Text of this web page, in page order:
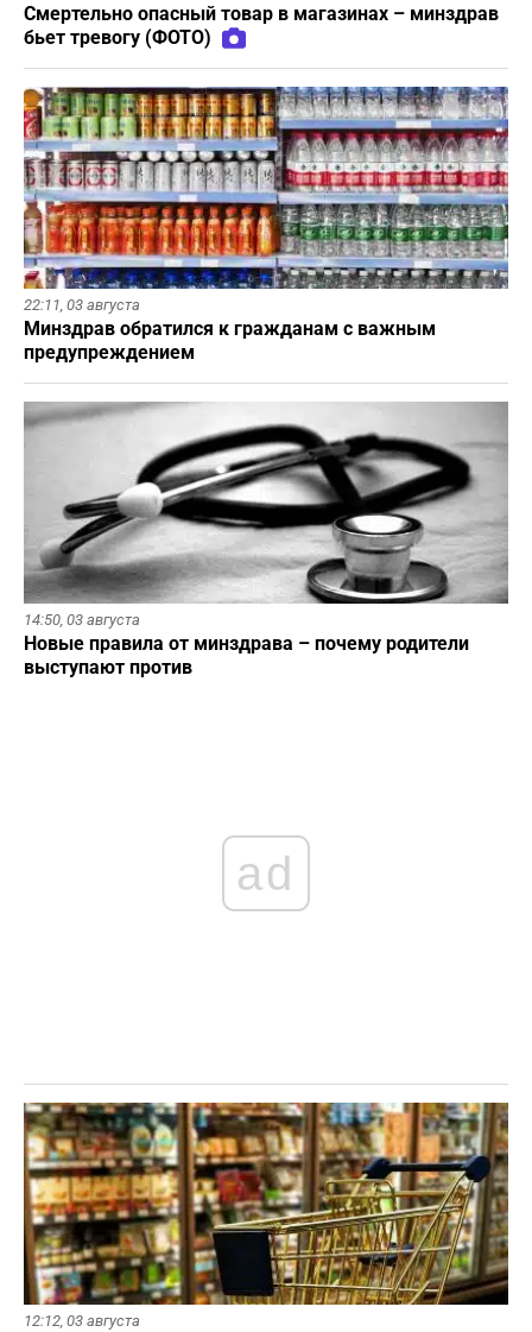
Смертельно опасный товар в магазинах – минздрав
бьет тревогу (ФОТО)
22:11, 03 августа
Минздрав обратился к гражданам с важным
предупреждением
14:50, 03 августа
Новые правила от минздрава – почему родители
выступают против
ad
12:12, 03 августа